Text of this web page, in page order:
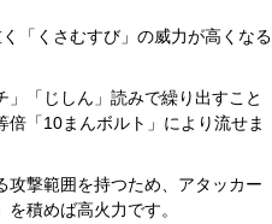
「くさむすび」の威力が高くなる
「じしん」読みで繰り出すこと
「10まんボルト」により流せま
撃範囲を持つため、アタッカー
積めば高火力です。